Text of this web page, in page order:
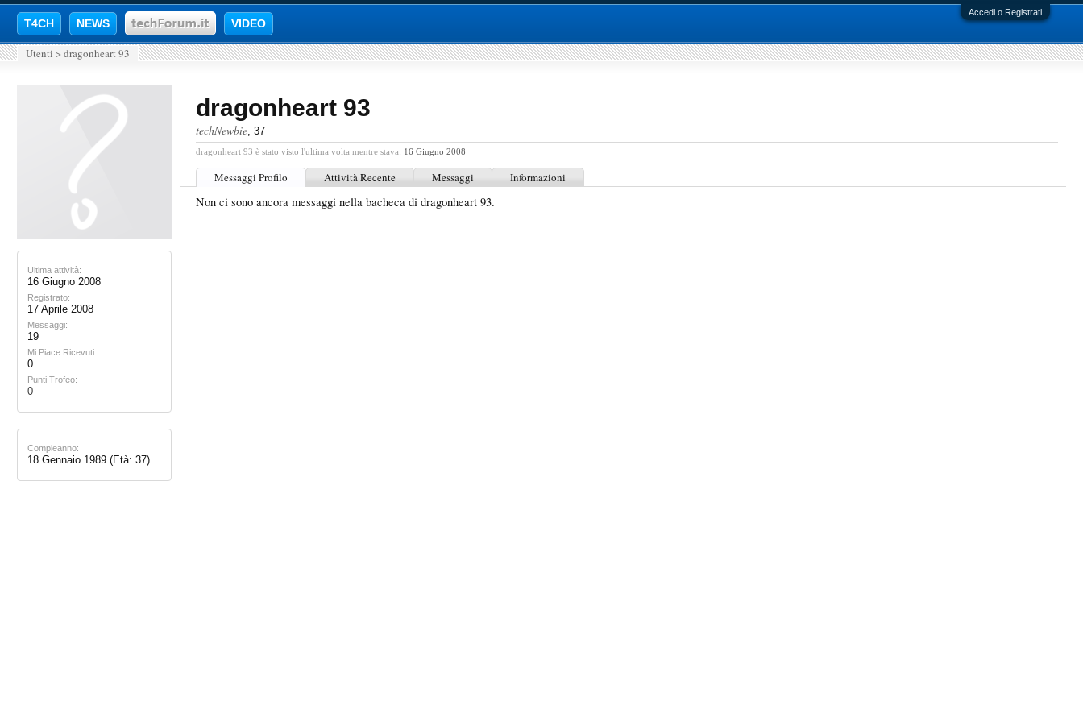
Accedi o Registrati
T4CH NEWS VIDEO
Utenti > dragonheart 93
Ultima attività:
16 Giugno 2008
Registrato:
17 Aprile 2008
Messaggi:
19
Mi Piace Ricevuti:
0
Punti Trofeo:
0
Compleanno:
18 Gennaio 1989 (Età: 37)
dragonheart 93
techNewbie, 37
dragonheart 93 è stato visto l'ultima volta mentre stava: 16 Giugno 2008
Messaggi Profilo Attività Recente Messaggi Informazioni
Non ci sono ancora messaggi nella bacheca di dragonheart 93.